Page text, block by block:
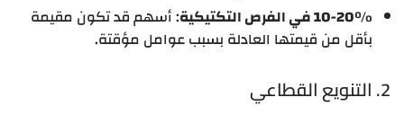
10-20% في الفرص التكتيكية
: أسهم قد تكون مقيمة
بأقل من قيمتها العادلة بسبب عوامل مؤقتة.
2. التنويع القطاعي